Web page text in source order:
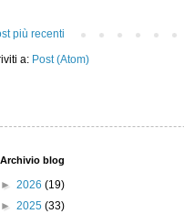
più recenti
a: Post (Atom)
Archivio blog
► 2026 (19)
► 2025 (33)